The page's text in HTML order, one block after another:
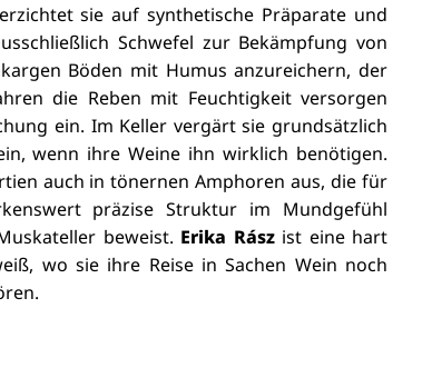
sie auf synthetische Präparate und
Schwefel zur Bekämpfung von
Böden mit Humus anzureichern, der
die Reben mit Feuchtigkeit versorgen
ein. Im Keller vergärt sie grundsätzlich
wenn ihre Weine ihn wirklich benötigen.
auch in tönernen Amphoren aus, die für
präzise Struktur im Mundgefühl
beweist. Erika Rászist eine hart
wo sie ihre Reise in Sachen Wein noch